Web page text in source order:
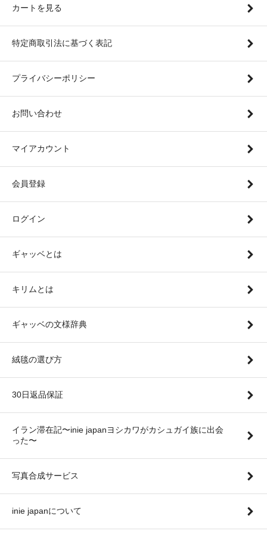
カートを見る
特定商取引法に基づく表記
プライバシーポリシー
お問い合わせ
マイアカウント
会員登録
ログイン
ギャッベとは
キリムとは
ギャッベの文様辞典
絨毯の選び方
30日返品保証
イラン滞在記〜inie japanヨシカワがカシュガイ族に出会
った〜
写真合成サービス
inie japanについて